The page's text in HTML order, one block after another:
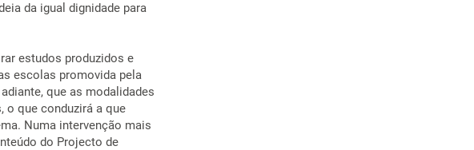
da igual dignidade para
estudos produzidos e
escolas promovida pela
que as modalidades
o que conduzirá a que
Numa intervenção mais
do Projecto de